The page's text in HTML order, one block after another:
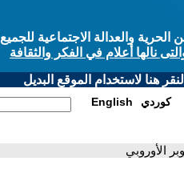
والعدالة الاجتماعية للجميع
نالها أعلام في الفكر والثقافة
هنا لاستخدام الموقع البديل
English كوردي
الأوروبي